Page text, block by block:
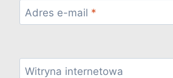
Adres e-mail *
Witryna internetowa